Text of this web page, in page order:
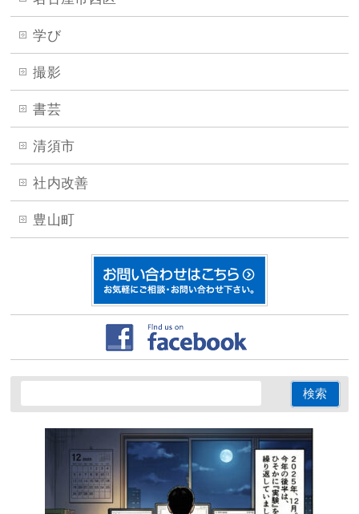
学び
撮影
書芸
清須市
社内改善
豊山町